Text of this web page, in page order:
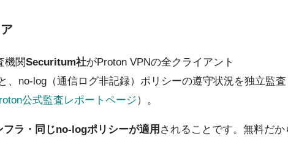
機関Securitum社がProton VPNの全クライアント
、no-log（通信ログ非記録）ポリシーの遵守状況を独立監
公式監査レポートページ）。
ラ・同じno-logポリシーが適用 されることです。無料だ